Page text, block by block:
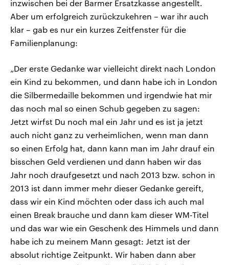
inzwischen bei der Barmer Ersatzkasse angestellt.
Aber um erfolgreich zurückzukehren – war ihr auch
klar – gab es nur ein kurzes Zeitfenster für die
Familienplanung:
„Der erste Gedanke war vielleicht direkt nach London
ein Kind zu bekommen, und dann habe ich in London
die Silbermedaille bekommen und irgendwie hat mir
das noch mal so einen Schub gegeben zu sagen:
Jetzt wirfst Du noch mal ein Jahr und es ist ja jetzt
auch nicht ganz zu verheimlichen, wenn man dann
so einen Erfolg hat, dann kann man im Jahr drauf ein
bisschen Geld verdienen und dann haben wir das
Jahr noch draufgesetzt und nach 2013 bzw. schon in
2013 ist dann immer mehr dieser Gedanke gereift,
dass wir ein Kind möchten oder dass ich auch mal
einen Break brauche und dann kam dieser WM-Titel
und das war wie ein Geschenk des Himmels und dann
habe ich zu meinem Mann gesagt: Jetzt ist der
absolut richtige Zeitpunkt. Wir haben dann aber